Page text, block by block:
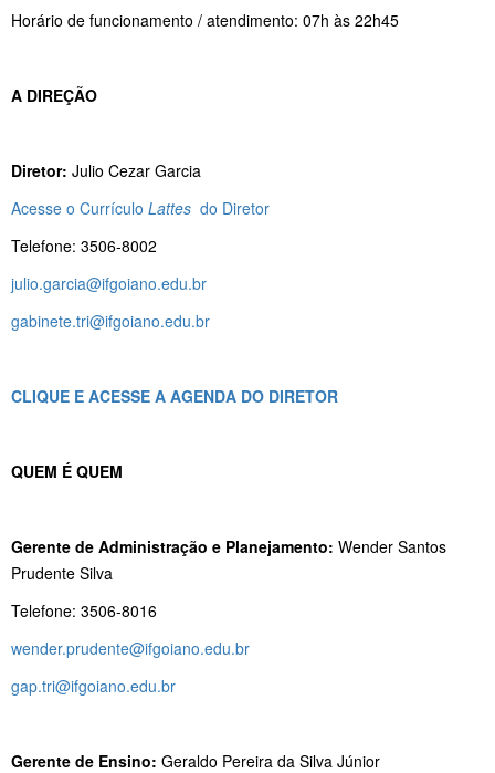
Horário de funcionamento / atendimento: 07h às 22h45
A DIREÇÃO
Diretor: Julio Cezar Garcia
Acesse o Currículo Lattes do Diretor
Telefone: 3506-8002
julio.garcia@ifgoiano.edu.br
gabinete.tri@ifgoiano.edu.br
CLIQUE E ACESSE A AGENDA DO DIRETOR
QUEM É QUEM
Gerente de Administração e Planejamento: Wender Santos
Prudente Silva
Telefone: 3506-8016
wender.prudente@ifgoiano.edu.br
gap.tri@ifgoiano.edu.br
Gerente de Ensino: Geraldo Pereira da Silva Júnior